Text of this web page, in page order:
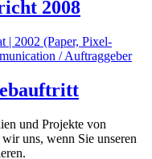
2008
und Projekte von
uns, wenn Sie unseren